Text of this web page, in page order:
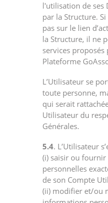
l'utilisation de ses
par la Structure.
pas sur le lien
la Structure, il ne
services proposés
Plateforme
L’Utilisateur se
toute personne,
qui serait
Utilisateur du
Générales.
5.4. L’Utilisateur
(i) saisir ou
personnelles
de son Compte
(ii) modifier et/ou